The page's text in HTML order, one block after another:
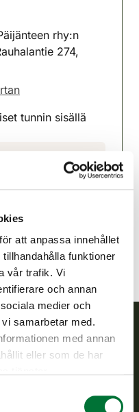
att anpassa innehållet
funktioner
vår trafik. Vi
och annan
medier och
samarbetar med.
med annan
eller som de har
rhy:n
274,
tunnin sisällä
ser till att viltpolitiken